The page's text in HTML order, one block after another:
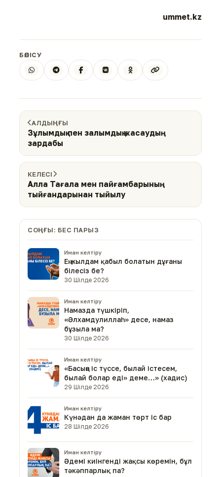
ummet.kz
БӨЛІСУ
АЛДЫҢҒЫ
Зұлымдық пен залымдық жасаудың
зардабы
КЕЛЕСІ
Алла Тағала мен пайғамбарының
тыйғандарынан тыйылу
СОҢҒЫ: БЕС ПАРЫЗ
Иман келтіру
Ең жылдам қабыл болатын дұғаны
білесіз бе?
30 Шілде 2026
Иман келтіру
Намазда түшкіріп,
«Әлхамдулиллаһ» десе, намаз
бұзыла ма?
30 Шілде 2026
Иман келтіру
«Басыңа іс түссе, былай істесем,
былай болар еді» деме…» (хадис)
29 Шілде 2026
Иман келтіру
Күнәдан да жаман төрт іс бар
28 Шілде 2026
Иман келтіру
Әдемі киінгенді жақсы көремін, бұл
тәкәппарлық па?